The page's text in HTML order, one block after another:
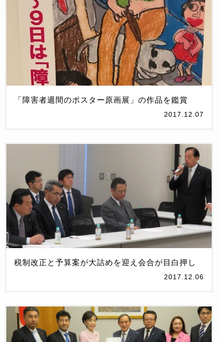
「障害者週間のポスター原画展」の作品を鑑賞
2017.12.07
税制改正と予算案が大詰めを迎え会合が目白押し
2017.12.06